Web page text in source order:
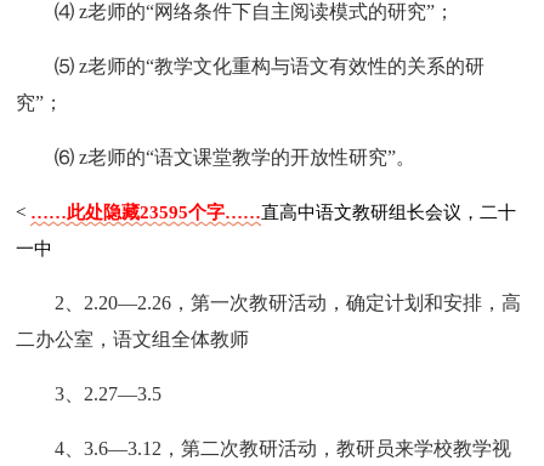
⑷ z老师的“网络条件下自主阅读模式的研究”；
⑸ z老师的“教学文化重构与语文有效性的关系的研
究”；
⑹ z老师的“语文课堂教学的开放性研究”。
< ……此处隐藏23595个字……直高中语文教研组长会议，二十
一中
2、2.20—2.26，第一次教研活动，确定计划和安排，高
二办公室，语文组全体教师
3、2.27—3.5
4、3.6—3.12，第二次教研活动，教研员来学校教学视